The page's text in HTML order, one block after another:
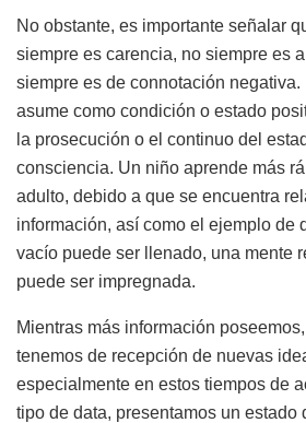
No obstante, es importante señalar
siempre es carencia, no siempre es
siempre es de connotación
asume como condición o estado
la prosecución o el continuo del
consciencia. Un niño aprende más
adulto, debido a que se encuentra
información, así como el ejemplo de
vacío puede ser llenado, una mente
puede ser impregnada.
Mientras más información
tenemos de recepción de nuevas
especialmente en estos tiempos de
tipo de data, presentamos un estado